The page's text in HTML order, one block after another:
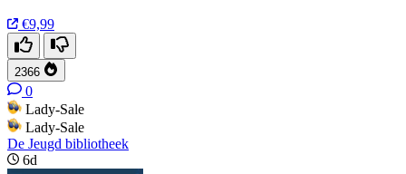
€9,99
2366
0
Lady-Sale
Lady-Sale
De Jeugd bibliotheek
6d